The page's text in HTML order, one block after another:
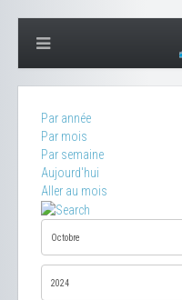
Par année
Par mois
Par semaine
Aujourd'hui
Aller au mois